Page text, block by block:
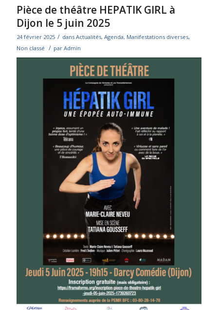
Pièce de théâtre HEPATIK GIRL à
Dijon le 5 juin 2025
24 février 2025 / dans Actualités, Agenda, Manifestations diverses,
Non classé / par Admin